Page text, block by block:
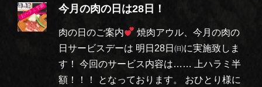
今月の肉の日は28日！
肉の日のご案内
焼肉アウル、今月の肉の
日サービスデーは 明日28日㈰に実施致しま
す！ 今回のサービス内容は…… 上ハラミ半
額！！！ となっております。 おひとり様に